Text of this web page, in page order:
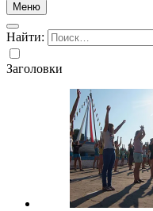
Меню
Найти:
Заголовки